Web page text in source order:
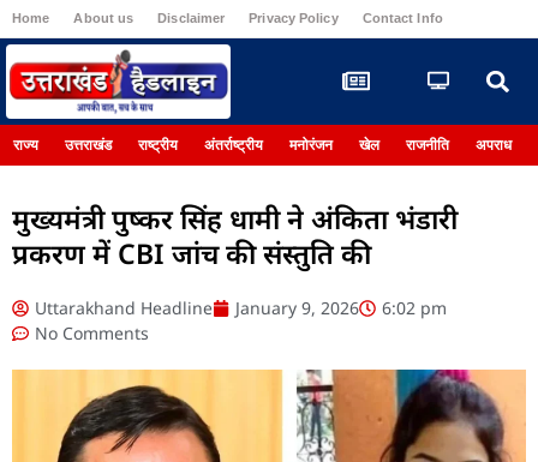
Home About us Disclaimer Privacy Policy Contact Info
राज्य उत्तराखंड राष्ट्रीय अंतर्राष्ट्रीय मनोरंजन खेल राजनीति अपराध
मुख्यमंत्री पुष्कर सिंह धामी ने अंकिता भंडारी
प्रकरण में CBI जांच की संस्तुति की
Uttarakhand Headline January 9, 2026
6:02 pm
No Comments